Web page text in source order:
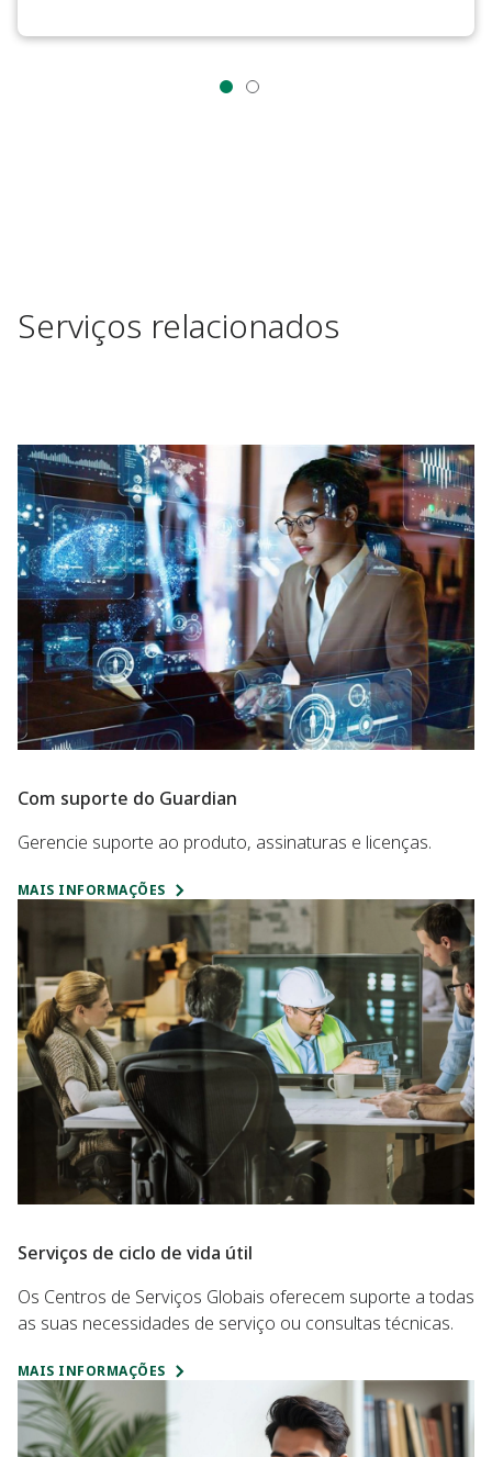
Serviços relacionados
Com suporte do Guardian
Gerencie suporte ao produto, assinaturas e licenças.
MAIS INFORMAÇÕES
Serviços de ciclo de vida útil
Os Centros de Serviços Globais oferecem suporte a todas
as suas necessidades de serviço ou consultas técnicas.
MAIS INFORMAÇÕES